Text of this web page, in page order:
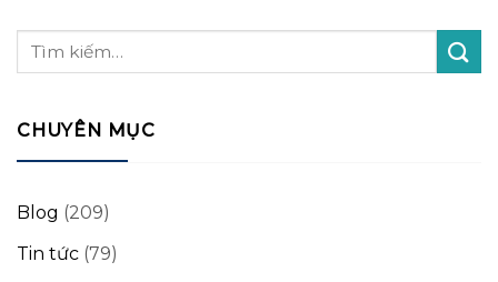
CHUYÊN MỤC
Blog (209)
Tin tức (79)